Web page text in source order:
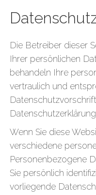
Die Betreiber dieser
Ihrer persönlichen
behandeln Ihre
vertraulich und
Wenn Sie diese
verschiedene
Personenbezogene
Sie persönlich
vorliegende